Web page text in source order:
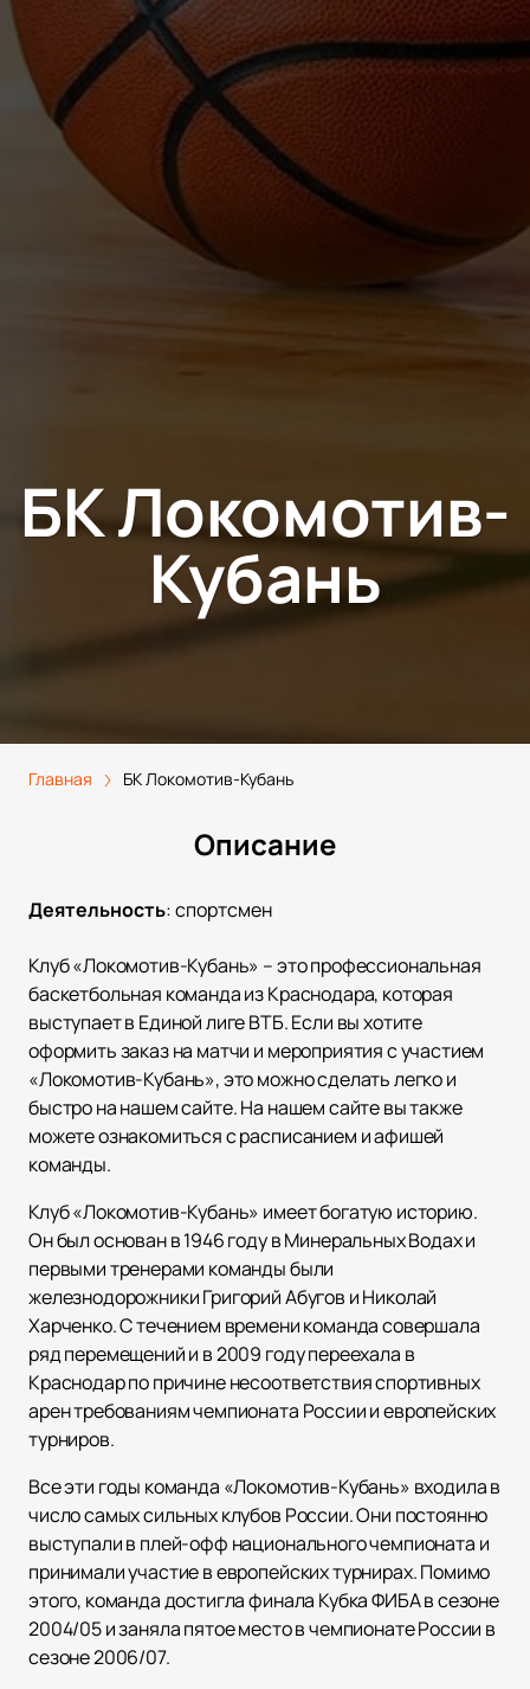
БК Локомотив-
Кубань
Главная БК Локомотив-Кубань
Описание
Деятельность:спортсмен
Клуб «Локомотив-Кубань» – это профессиональная
баскетбольная команда из Краснодара, которая
выступает в Единой лиге ВТБ. Если вы хотите
оформить заказ на матчи и мероприятия с участием
«Локомотив-Кубань», это можно сделать легко и
быстро на нашем сайте. На нашем сайте вы также
можете ознакомиться с расписанием и афишей
команды.
Клуб «Локомотив-Кубань» имеет богатую историю.
Он был основан в 1946 году в Минеральных Водах и
первыми тренерами команды были
железнодорожники Григорий Абугов и Николай
Харченко. С течением времени команда совершала
ряд перемещений и в 2009 году переехала в
Краснодар по причине несоответствия спортивных
арен требованиям чемпионата России и европейских
турниров.
Все эти годы команда «Локомотив-Кубань» входила в
число самых сильных клубов России. Они постоянно
выступали в плей-офф национального чемпионата и
принимали участие в европейских турнирах. Помимо
этого, команда достигла финала Кубка ФИБА в сезоне
2004/05 и заняла пятое место в чемпионате России в
сезоне 2006/07.